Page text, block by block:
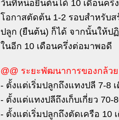
วันที่หน่อยืนต้นได้ 10 เดือนครึ่
โอกาสตัดต้น 1-2 รอบสำหรับ
ปลูก (ยืนต้น) ก็ได้ จากนั้นให้ป
ในอีก 10 เดือนครึ่งต่อมาพอดี
@@ ระยะพัฒนาการของกล้ว
- ตั้งแต่เริ่มปลูกถึงแทงปลี 7-8
- ตั้งแต่แทงปลีถึงเก็บเกี่ยว 70-
- ตั้งแต่เริ่มปลูกถึงตัดเครือ 10